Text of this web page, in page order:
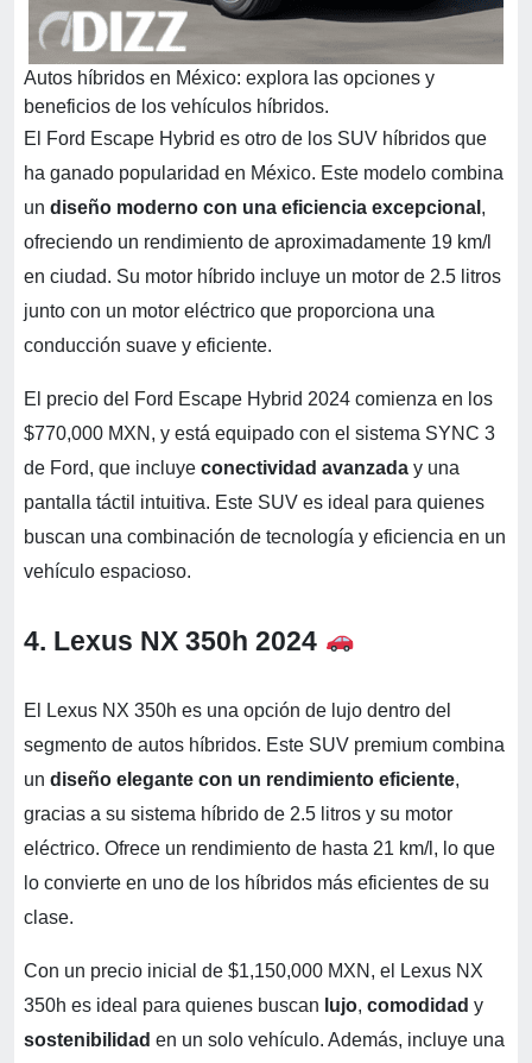
Autos híbridos en México: explora las opciones y
beneficios de los vehículos híbridos.
El Ford Escape Hybrid es otro de los SUV híbridos que
ha ganado popularidad en México. Este modelo combina
un diseño moderno con una eficiencia excepcional ,
ofreciendo un rendimiento de aproximadamente 19 km/l
en ciudad. Su motor híbrido incluye un motor de 2.5 litros
junto con un motor eléctrico que proporciona una
conducción suave y eficiente.
El precio del Ford Escape Hybrid 2024 comienza en los
$770,000 MXN, y está equipado con el sistema SYNC 3
de Ford, que incluye conectividad avanzada y una
pantalla táctil intuitiva. Este SUV es ideal para quienes
buscan una combinación de tecnología y eficiencia en un
vehículo espacioso.
4. Lexus NX 350h 2024
El Lexus NX 350h es una opción de lujo dentro del
segmento de autos híbridos. Este SUV premium combina
un diseño elegante con un rendimiento eficiente,
gracias a su sistema híbrido de 2.5 litros y su motor
eléctrico. Ofrece un rendimiento de hasta 21 km/l, lo que
lo convierte en uno de los híbridos más eficientes de su
clase.
Con un precio inicial de $1,150,000 MXN, el Lexus NX
350h es ideal para quienes buscan lujo, comodidad y
sostenibilidad en un solo vehículo. Además, incluye una